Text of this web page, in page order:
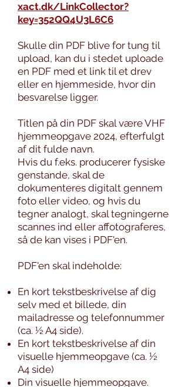
xact.dk/LinkCollector?
key=352QQ4U3L6C6
Skulle din PDF blive for tung til
upload, kan du i stedet uploade
en PDF med et link til et drev
eller en hjemmeside, hvor din
besvarelse ligger.
Titlen på din PDF skal være VHF
hjemmeopgave 2024, efterfulgt
af dit fulde navn.
Hvis du f.eks. producerer fysiske
genstande, skal de
dokumenteres digitalt gennem
foto eller video, og hvis du
tegner analogt, skal tegningerne
scannes ind eller affotograferes,
så de kan vises i PDF'en.
PDF'en skal indeholde:
En kort tekstbeskrivelse af dig
selv med et billede, din
mailadresse og telefonnummer
(ca. ½ A4 side).
En kort tekstbeskrivelse af din
visuelle hjemmeopgave (ca. ½
A4 side)
Din visuelle hjemmeopgave.